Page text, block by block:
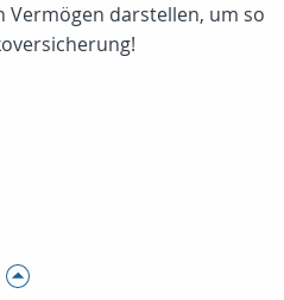
Vermögen darstellen, um so